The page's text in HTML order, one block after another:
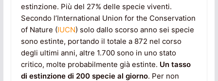
estinzione. Più del 27% delle specie viventi.
Secondo l’International Union for the Conservation
of Nature (IUCN) solo dallo scorso anno sei specie
sono estinte, portando il totale a 872 nel corso
degli ultimi anni, altre 1.700 sono in uno stato
critico, molte probabilmente già estinte. Un tasso
di estinzione di 200 specie al giorno. Per non